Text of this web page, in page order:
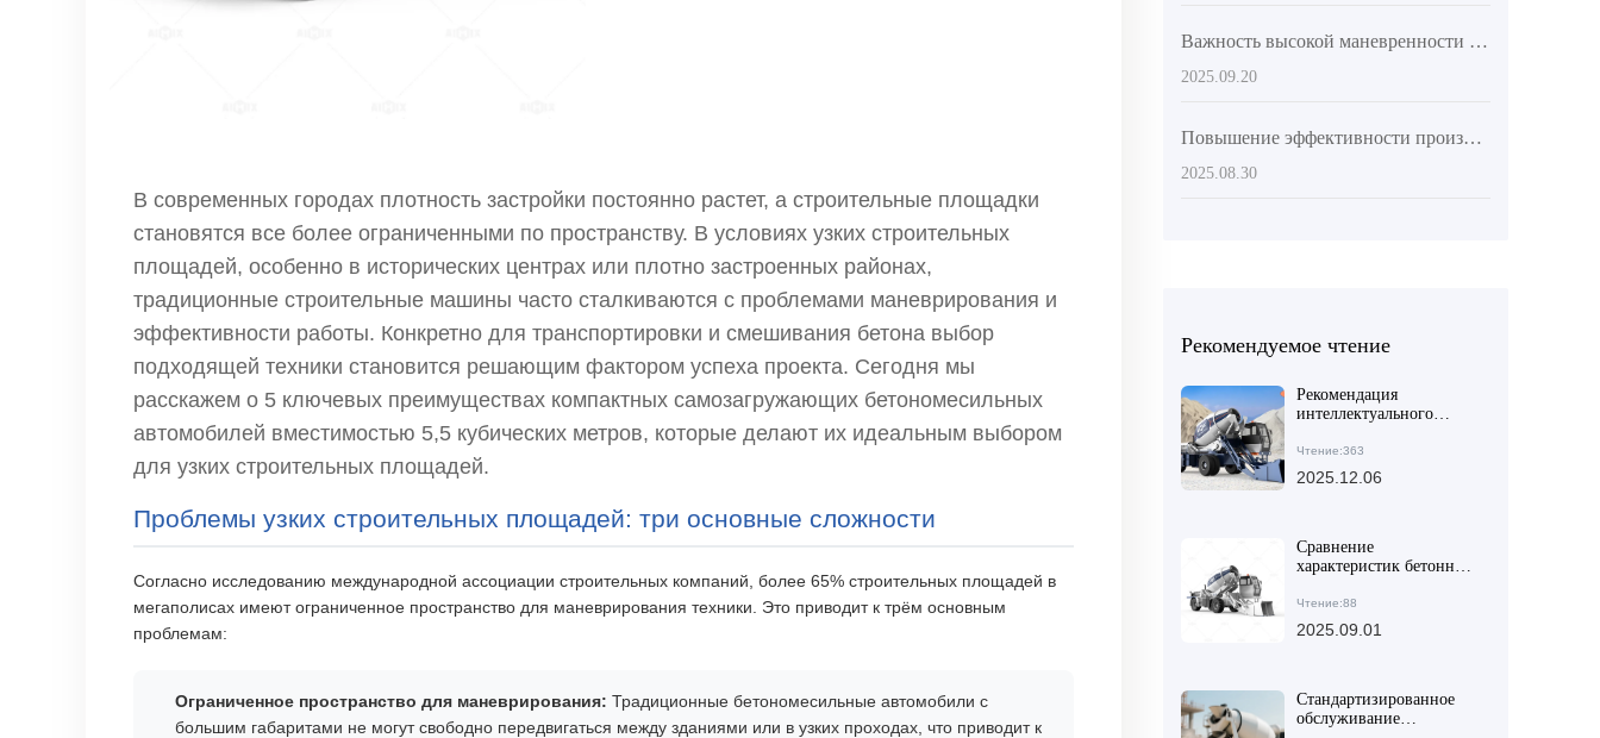
В современных городах плотность застройки постоянно растет, а строительные площадки
становятся все более ограниченными по пространству. В условиях узких строительных
площадей, особенно в исторических центрах или плотно застроенных районах,
традиционные строительные машины часто сталкиваются с проблемами маневрирования и
эффективности работы. Конкретно для транспортировки и смешивания бетона выбор
подходящей техники становится решающим фактором успеха проекта. Сегодня мы
расскажем о 5 ключевых преимуществах компактных самозагружающих бетономесильных
автомобилей вместимостью 5,5 кубических метров, которые делают их идеальным выбором
для узких строительных площадей.
Проблемы узких строительных площадей: три основные сложности
Согласно исследованию международной ассоциации строительных компаний, более 65% строительных площадей в
мегаполисах имеют ограниченное пространство для маневрирования техники. Это приводит к трём основным
проблемам:
Ограниченное пространство для маневрирования: Традиционные бетономесильные автомобили с
большим габаритами не могут свободно передвигаться между зданиями или в узких проходах, что приводит к
Важность высокой маневренности бетоносмесителей при реконструкции старых жилых кварталов: практический опыт в сложных строительных условиях
2025.09.20
Повышение эффективности производства бетона: преимущества автосамосвалов с верхней загрузкой в крупных инфраструктурных проектах
2025.08.30
Рекомендуемое чтение
Рекомендация
интеллектуального
смешивания бетона для
зарубежного рынка:
конструкций
Чтение:363
2025.12.06
Сравнение
характеристик бетонных
и средних строительных
проектов: как выбрать
Чтение:88
2025.09.01
Стандартизированное
обслуживание